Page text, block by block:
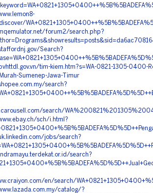
forum2/search.php?
Search?
tim-kiem.htm?s=WA-0821-1305-0400-
Sumenep-Jawa-Timur
search?
search/
sch/i.html?
jobs/search?
search?
en/search/
catalog/?